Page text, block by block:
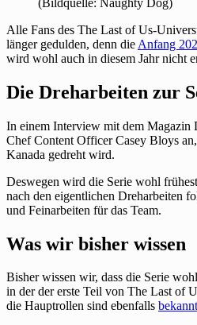
Alle Fans des The Last of Us-
länger gedulden, denn die Anfang
wird wohl auch in diesem Jahr nicht
Die Dreharbeiten zur
In einem Interview mit dem Magazin
Chef Content Officer Casey Bloys
Kanada gedreht wird.
Deswegen wird die Serie wohl
nach den eigentlichen Dreharbeiten
und Feinarbeiten für das Team.
Was wir bisher wissen
Bisher wissen wir, dass die Serie
in der der erste Teil von The Last of
die Hauptrollen sind ebenfalls bekannt